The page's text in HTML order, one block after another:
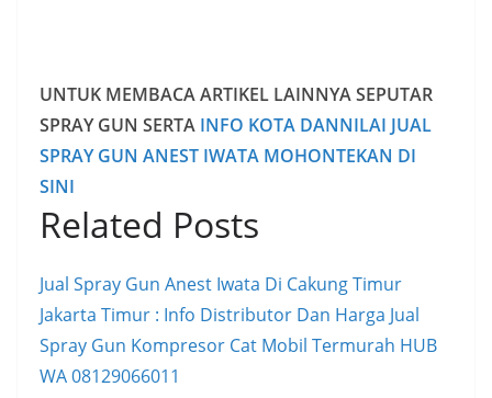
UNTUK MEMBACA ARTIKEL LAINNYA SEPUTAR
SPRAY GUN SERTA INFO KOTA DANNILAI JUAL
SPRAY GUN ANEST IWATA MOHONTEKAN DI
SINI
Related Posts
Jual Spray Gun Anest Iwata Di Cakung Timur
Jakarta Timur : Info Distributor Dan Harga Jual
Spray Gun Kompresor Cat Mobil Termurah HUB
WA 08129066011